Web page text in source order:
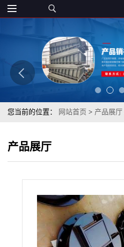
您当前的位置： 网站首页 > 产品展厅
产品展厅